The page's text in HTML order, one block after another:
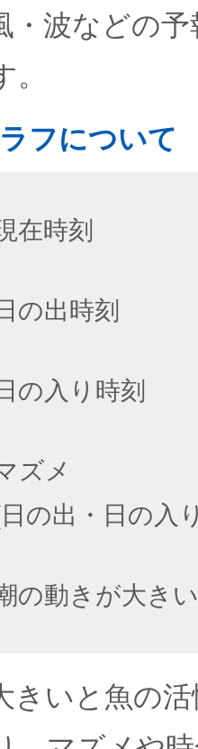
・波などの
フについて
在時刻
の出時刻
の入り時刻
ズメ
の出・日の入
の動きが大き
きいと魚の